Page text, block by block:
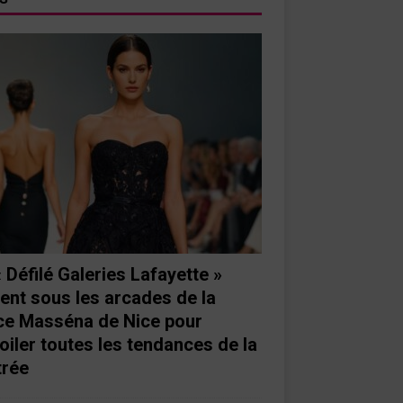
Défilé Galeries Lafayette »
sous les arcades de la
Masséna de Nice pour
toutes les tendances de la